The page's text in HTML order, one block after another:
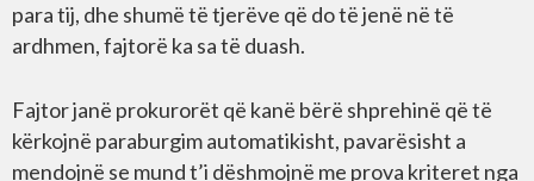
para tij, dhe shumë të tjerëve që do të jenë në të
ardhmen, fajtorë ka sa të duash.
Fajtor janë prokurorët që kanë bërë shprehinë që të
kërkojnë paraburgim automatikisht, pavarësisht a
mendojnë se mund t’i dëshmojnë me prova kriteret nga